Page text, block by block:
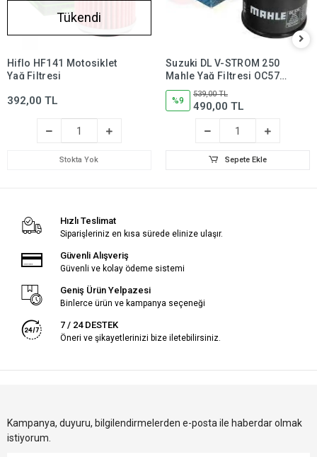
Tükendi
Hiflo HF141 Motosiklet
Yağ Filtresi
392,00 TL
Stokta Yok
Suzuki DL V-STROM 250
Mahle Yağ Filtresi OC574,
dl250,dlv250
%9
539,00 TL
490,00 TL
Sepete Ekle
Hızlı Teslimat
Siparişleriniz en kısa sürede elinize ulaşır.
Güvenli Alışveriş
Güvenli ve kolay ödeme sistemi
Geniş Ürün Yelpazesi
Binlerce ürün ve kampanya seçeneği
7 / 24 DESTEK
Öneri ve şikayetlerinizi bize iletebilirsiniz.
Kampanya, duyuru, bilgilendirmelerden e-posta ile haberdar olmak
istiyorum.